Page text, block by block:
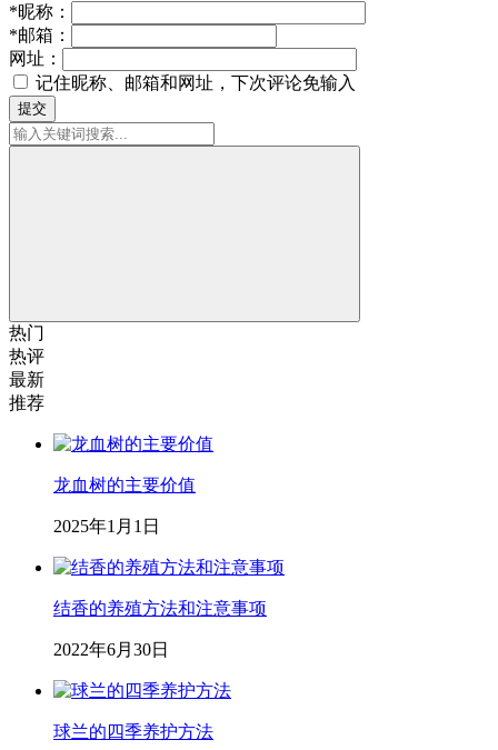
*昵称：
*邮箱：
网址：
记住昵称、邮箱和网址，下次评论免输入
提交
热门
热评
最新
推荐
龙血树的主要价值
2025年1月1日
结香的养殖方法和注意事项
2022年6月30日
球兰的四季养护方法